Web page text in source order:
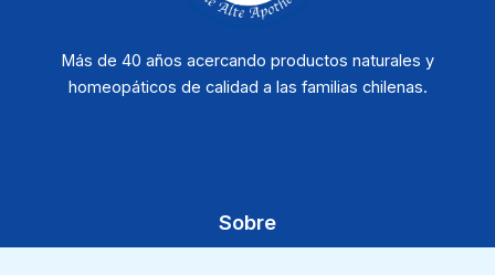
Más de 40 años acercando productos naturales y
homeopáticos de calidad a las familias chilenas.
Sobre